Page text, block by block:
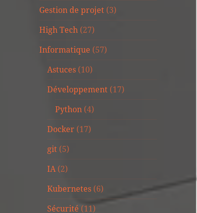
Gestion de projet (3)
High Tech (27)
Informatique (57)
Astuces (10)
Développement (17)
Python (4)
Docker (17)
git (5)
IA(2)
Kubernetes (6)
Sécurité (11)